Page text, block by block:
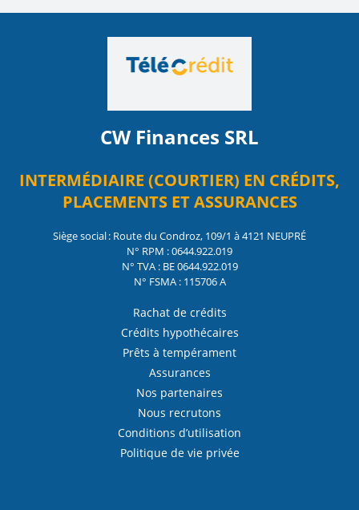
CW Finances SRL
INTERMÉDIAIRE (COURTIER) EN CRÉDITS,
PLACEMENTS ET ASSURANCES
Siège social : Route du Condroz, 109/1 à 4121 NEUPRÉ
N° RPM : 0644.922.019
N° TVA : BE 0644.922.019
N° FSMA : 115706 A
Rachat de crédits
Crédits hypothécaires
Prêts à tempérament
Assurances
Nos partenaires
Nous recrutons
Conditions d’utilisation
Politique de vie privée